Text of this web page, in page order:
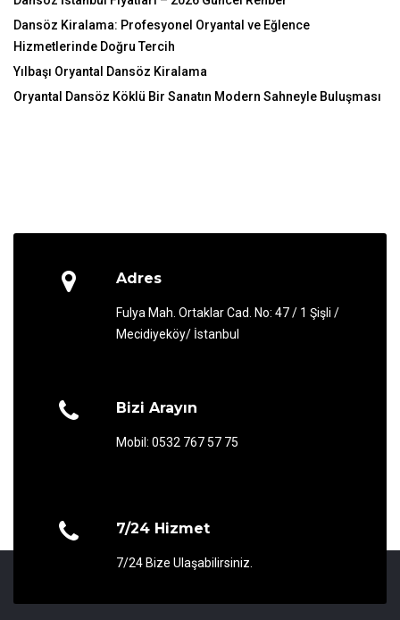
Dansöz Kiralama: Profesyonel Oryantal ve Eğlence
Hizmetlerinde Doğru Tercih
Yılbaşı Oryantal Dansöz Kiralama
Oryantal Dansöz Köklü Bir Sanatın Modern Sahneyle Buluşması
Adres
Fulya Mah. Ortaklar Cad. No: 47 / 1 Şişli /
Mecidiyeköy/ İstanbul
Bizi Arayın
Mobil: 0532 767 57 75
7/24 Hizmet
7/24 Bize Ulaşabilirsiniz.